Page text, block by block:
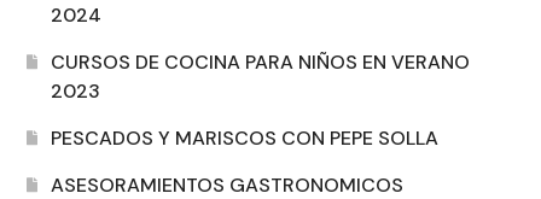
2024
CURSOS DE COCINA PARA NIÑOS EN VERANO
2023
PESCADOS Y MARISCOS CON PEPE SOLLA
ASESORAMIENTOS GASTRONOMICOS